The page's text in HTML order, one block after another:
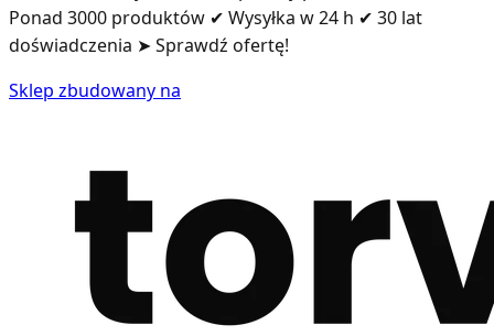
Ponad 3000 produktów ✔ Wysyłka w 24 h ✔ 30 lat
doświadczenia ➤ Sprawdź ofertę!
Sklep zbudowany na